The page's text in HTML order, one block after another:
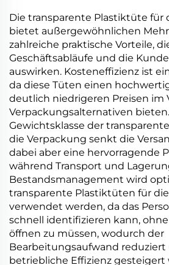
Die transparente Plastiktüte für
bietet außergewöhnlichen
zahlreiche praktische Vorteile,
Geschäftsabläufe und die
auswirken. Kosteneffizienz ist
da diese Tüten einen
deutlich niedrigeren Preisen im
Verpackungsalternativen
Gewichtsklasse der
die Verpackung senkt die
dabei aber eine hervorragende
während Transport und
Bestandsmanagement wird
transparente Plastiktüten für
verwendet werden, da das
schnell identifizieren kann,
öffnen zu müssen, wodurch der
Bearbeitungsaufwand reduziert
betriebliche Effizienz gesteigert